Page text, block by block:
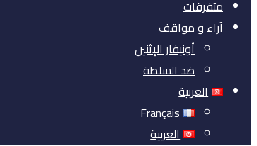
متفرقات
آراء و مواقف
أونيفار الإثنين
ضد السلطة
العربية
Français
العربية